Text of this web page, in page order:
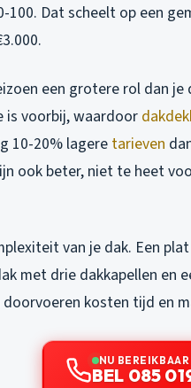
100. Dat scheelt op een
een grotere rol dan
is voorbij, waardoor
10-20% lagere tarieven
ook beter, niet te heet
van je dak. Een
met drie dakkapellen en
kosten tijd en
NU BEREIKBAAR
BEL 085